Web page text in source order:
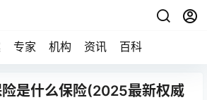
专家 机构 资讯 百科
是什么保险(2025最新权威